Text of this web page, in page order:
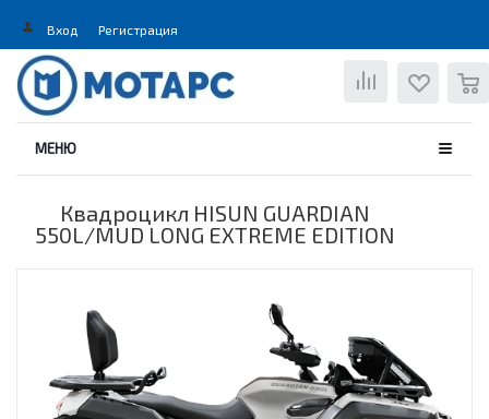
Вход Регистрация
МЕНЮ
Квадроцикл HISUN GUARDIAN
550L/MUD LONG EXTREME EDITION